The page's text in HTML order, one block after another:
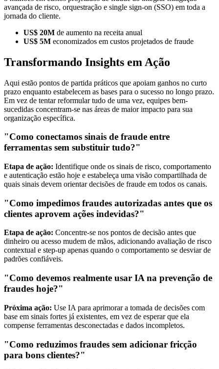
avançada de risco, orquestração e single sign-on (SSO) em toda a
jornada do cliente.
US$ 20M de aumento na receita anual
US$ 5M economizados em custos projetados de fraude
Transformando Insights em Ação
Aqui estão pontos de partida práticos que apoiam ganhos no curto
prazo enquanto estabelecem as bases para o sucesso no longo prazo.
Em vez de tentar reformular tudo de uma vez, equipes bem-
sucedidas concentram-se nas áreas de maior impacto para sua
organização específica.
"Como conectamos sinais de fraude entre
ferramentas sem substituir tudo?"
Etapa de ação: Identifique onde os sinais de risco, comportamento
e autenticação estão hoje e estabeleça uma visão compartilhada de
quais sinais devem orientar decisões de fraude em todos os canais.
"Como impedimos fraudes autorizadas antes que os
clientes aprovem ações indevidas?"
Etapa de ação: Concentre-se nos pontos de decisão antes que
dinheiro ou acesso mudem de mãos, adicionando avaliação de risco
contextual e step-up apenas quando o comportamento se desviar de
padrões confiáveis.
"Como devemos realmente usar IA na prevenção de
fraudes hoje?"
Próxima ação: Use IA para aprimorar a tomada de decisões com
base em sinais fortes já existentes, em vez de esperar que ela
compense ferramentas desconectadas e dados incompletos.
"Como reduzimos fraudes sem adicionar fricção
para bons clientes?"